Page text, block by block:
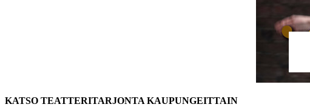
KATSO TEATTERITARJONTA KAUPUNGEITTAIN